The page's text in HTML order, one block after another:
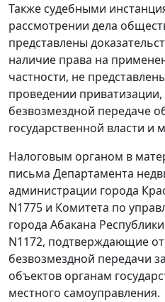
Также судебными
рассмотрении дела
представлены
наличие права на
частности, не
проведении
безвозмездной передаче
государственной власти и
Налоговым органом в
письма Департамента
администрации города
N1775 и Комитета по
города Абакана
N1172, подтверждающие
безвозмездной передачи
объектов органам
местного самоуправления.